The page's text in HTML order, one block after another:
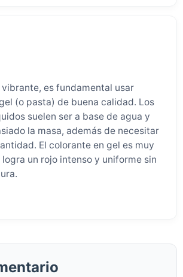
vibrante, es fundamental usar
(o pasta) de buena calidad. Los
suelen ser a base de agua y
la masa, además de necesitar
El colorante en gel es muy
un rojo intenso y uniforme sin